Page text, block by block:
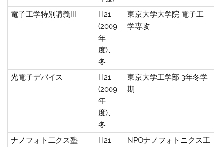
電子工学特別講義III
H21
(2009
年
度)、
冬
東京大学大学院 電子工
学専攻
光電子デバイス
H21
(2009
年
度)、
冬
東京大学工学部 3年冬学
期
ナノフォト二クス塾
H21
NPOナノフォトニクス工